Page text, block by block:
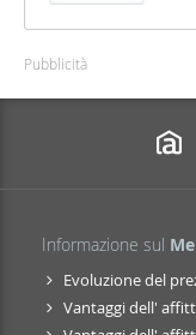
Pubblicità
Informazione sul
Evoluzione del
Vantaggi dell'